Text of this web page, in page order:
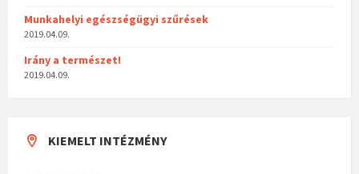
Munkahelyi egészségügyi szűrések
2019.04.09.
Irány a természet!
2019.04.09.
KIEMELT INTÉZMÉNY